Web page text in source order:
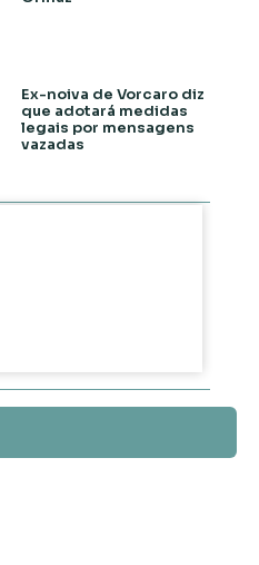
Ex-noiva de Vorcaro diz
que adotará medidas
legais por mensagens
vazadas